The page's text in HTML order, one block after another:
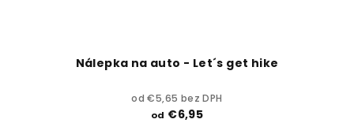
Nálepka na auto - Let´s get hike
od €5,65 bez DPH
od €6,95